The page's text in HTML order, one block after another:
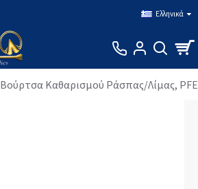
Ελληνικά
Βούρτσα Καθαρισμού Ράσπας/Λίμας,